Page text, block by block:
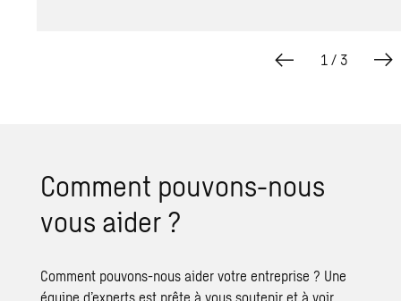
1 / 3
Comment pouvons-nous
vous aider ?
Comment pouvons-nous aider votre entreprise ? Une
équipe d’experts est prête à vous soutenir et à voir